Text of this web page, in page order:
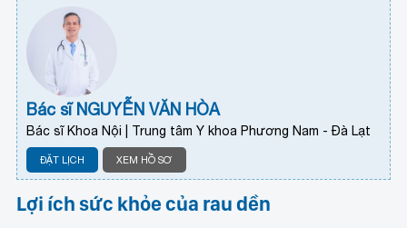
Bác sĩ NGUYỄN VĂN HÒA
Bác sĩ Khoa Nội | Trung tâm Y khoa Phương Nam - Đà Lạt
ĐẶT LỊCH XEM HỒ SƠ
Lợi ích sức khỏe của rau dền